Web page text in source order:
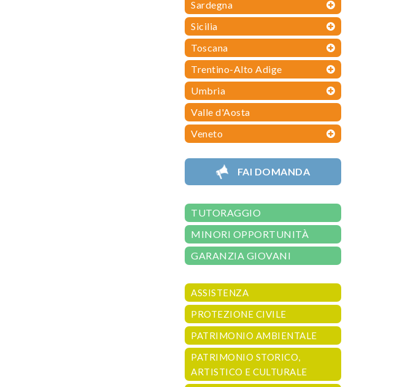
Sardegna
Sicilia
Toscana
Trentino-Alto Adige
Umbria
Valle d'Aosta
Veneto
FAI DOMANDA
TUTORAGGIO
MINORI OPPORTUNITÀ
GARANZIA GIOVANI
ASSISTENZA
PROTEZIONE CIVILE
PATRIMONIO AMBIENTALE
PATRIMONIO STORICO,
ARTISTICO E CULTURALE